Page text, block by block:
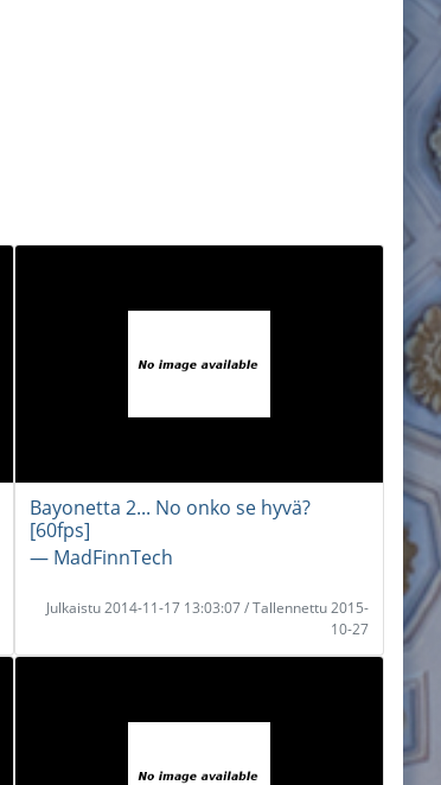
Bayonetta 2... No onko se hyvä?
[60fps]
― MadFinnTech
Julkaistu 2014-11-17 13:03:07 / Tallennettu 2015-
10-27